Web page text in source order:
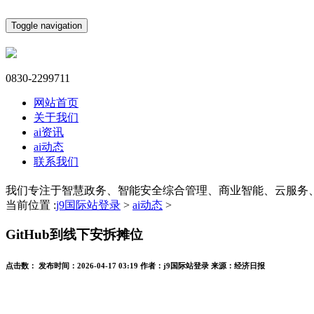
Toggle navigation
0830-2299711
网站首页
关于我们
ai资讯
ai动态
联系我们
我们专注于智慧政务、智能安全综合管理、商业智能、云服务
当前位置 :j9国际站登录 > ai动态 >
GitHub到线下安拆摊位
点击数： 发布时间： 2026-04-17 03:19 作者： j9国际站登录 来源： 经济日报